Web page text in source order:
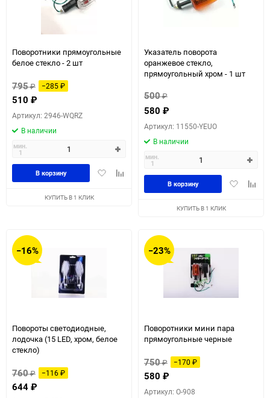
Поворотники прямоугольные
белое стекло - 2 шт
795₽ −285₽
510 ₽
Артикул: 2946-WQRZ
В наличии
мин.
1
ДобавитьДобавить
сравнению
В корзину
КУПИТЬ В 1 КЛИК
Указатель поворота
оранжевое стекло,
прямоугольный хром - 1 шт
500₽
580 ₽
Артикул: 11550-YEUO
В наличии
мин.
1
Добавить
В корзину
КУПИТЬ В 1 КЛИК
−16%
Повороты светодиодные,
лодочка (15 LED, хром, белое
стекло)
760₽ −116₽
644 ₽
−23%
Поворотники мини пара
прямоугольные черные
750₽ −170 ₽
580 ₽
Артикул: O-908